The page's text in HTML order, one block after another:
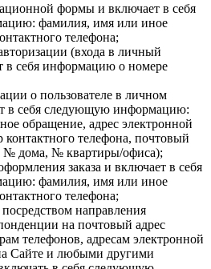
формы и включает в себя
фамилия, имя или иное
телефона;
(входа в личный
в себя информацию о номере
о пользователе в личном
в себя следующую информацию:
обращение, адрес электронной
телефона, почтовый
№ дома, № квартиры/офиса);
заказа и включает в себя
фамилия, имя или иное
телефона;
направления
на почтовый адрес
телефонов, адресам электронной
Сайте и любыми другими